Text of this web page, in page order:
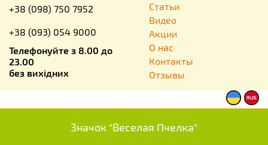
+38 (098) 750 7952
+38 (093) 054 9000
Телефонуйте з 8.00 до
23.00
без вихідних
Статьи
Видео
Акции
О нас
Контакты
Отзывы
Значок "Веселая Пчелка"